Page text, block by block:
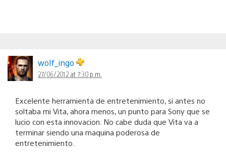
wolf_ingo
27/06/2012 at 7:30 p.m.
Excelente herramienta de entretenimiento, si antes no
soltaba mi Vita, ahora menos, un punto para Sony que se
lucio con esta innovacion. No cabe duda que Vita va a
terminar siendo una maquina poderosa de
entretenimiento.